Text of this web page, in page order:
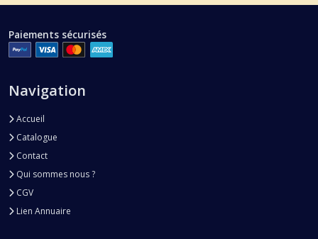
Paiements sécurisés
Navigation
Accueil
Catalogue
Contact
Qui sommes nous ?
CGV
Lien Annuaire